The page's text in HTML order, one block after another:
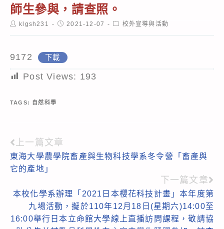
師生參與，請查照。
Postklgsh231
Post2021-12-07
Post校外宣導與活動
9172 下載
Post Views: 193
TAGS: 自然科學
Read
more
上一篇文章
東海大學農學院畜產與生物科技學系冬令營「畜產與
它的產地」
下一篇文章
本校化學系辦理「2021日本櫻花科技計畫」本年度第
九場活動，擬於110年12月18日(星期六)14:00至
16:00舉行日本立命館大學線上直播訪問課程，敬請協